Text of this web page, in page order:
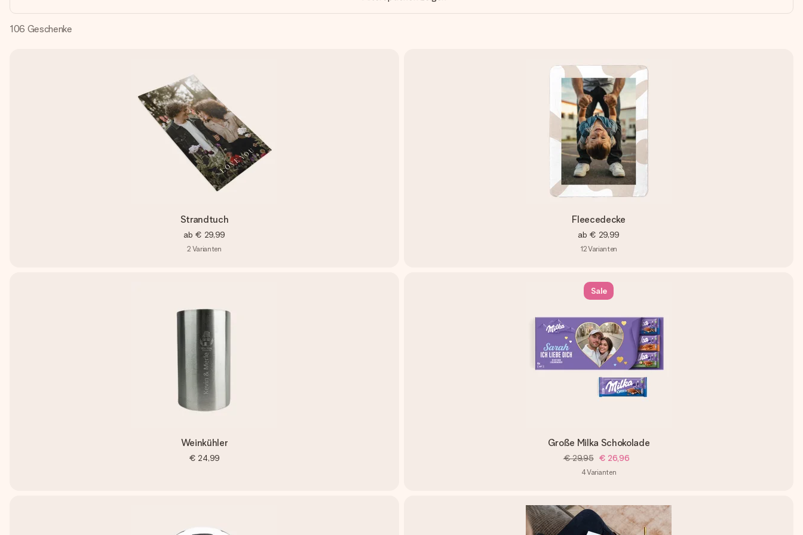
106 Geschenke
Strandtuch
ab € 29,99
2 Varianten
Fleecedecke
ab € 29,99
12Varianten
Weinkühler
€ 24,99
Sale
Große Milka Schokolade
€ 29,95 € 26,96
4Varianten